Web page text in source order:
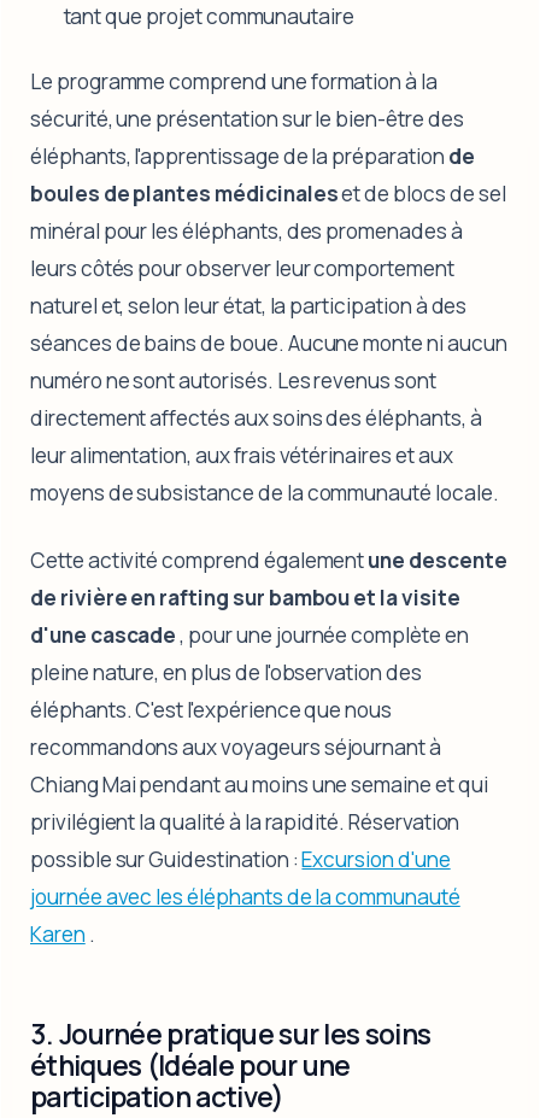
tant que projet communautaire
Le programme comprend une formation à la
sécurité, une présentation sur le bien-être des
éléphants, l'apprentissage de la préparation de
boules de plantes médicinaleset de blocs de sel
minéral pour les éléphants, des promenades à
leurs côtés pour observer leur comportement
naturel et, selon leur état, la participation à des
séances de bains de boue. Aucune monte ni aucun
numéro ne sont autorisés. Les revenus sont
directement affectés aux soins des éléphants, à
leur alimentation, aux frais vétérinaires et aux
moyens de subsistance de la communauté locale.
Cette activité comprend égalementune descente
de rivière en rafting sur bambou et la visite
d'une cascade, pour une journée complète en
pleine nature, en plus de l'observation des
éléphants. C'est l'expérience que nous
recommandons aux voyageurs séjournant à
Chiang Mai pendant au moins une semaine et qui
privilégient la qualité à la rapidité. Réservation
possible sur Guidestination :Excursion d'une
journée avec les éléphants de la communauté
Karen .
3. Journée pratique sur les soins
éthiques (Idéale pour une
participation active)